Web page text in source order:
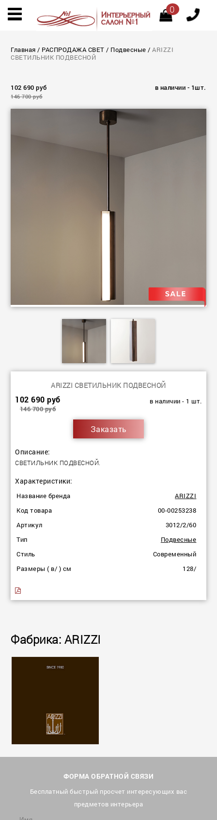
0
Главная / РАСПРОДАЖА СВЕТ / Подвесные /ARIZZI
СВЕТИЛЬНИК ПОДВЕСНОЙ
102 690 руб
146 700 руб
в наличии - 1шт.
ARIZZI СВЕТИЛЬНИК ПОДВЕСНОЙ
102 690 руб
146 700 руб
в наличии - 1 шт.
Заказать
Описание:
СВЕТИЛЬНИК ПОДВЕСНОЙ.
Характеристики:
Название бренда
ARIZZI
Код товара
00-00253238
Артикул
3012/2/60
Тип
Подвесные
Стиль
Современный
Размеры ( в/ ) см
128/
Фабрика: ARIZZI
ФОРМА ОБРАТНОЙ СВЯЗИ
Бесплатный быстрый просчет интересующих вас
предметов интерьера